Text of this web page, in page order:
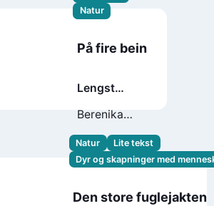
Natur
På fire bein
Lengst
Berenika
Natur
Lite tekst
Dyr og skapninger med
Den store fuglejakten